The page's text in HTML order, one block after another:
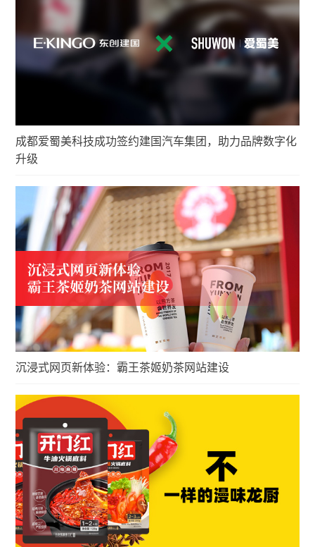
成都爱蜀美科技成功签约建国汽车集团，助力品牌数字化
升级
沉浸式网页新体验：霸王茶姬奶茶网站建设